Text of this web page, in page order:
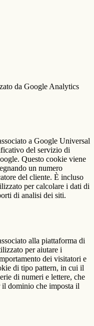
da Google Analytics
a Google Universal
del servizio di
Questo cookie viene
un numero
del cliente. È incluso
per calcolare i dati di
di analisi dei siti.
alla piattaforma di
per aiutare i
dei visitatori e
di tipo pattern, in cui il
di numeri e lettere, che
dominio che imposta il